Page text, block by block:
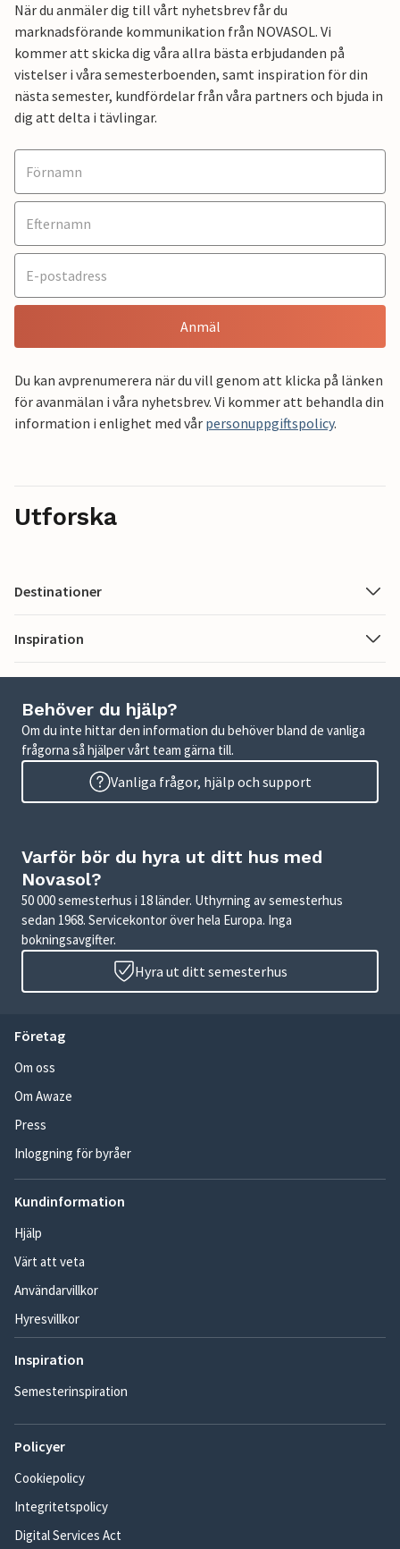
När du anmäler dig till vårt nyhetsbrev får du
marknadsförande kommunikation från NOVASOL. Vi
kommer att skicka dig våra allra bästa erbjudanden på
vistelser i våra semesterboenden, samt inspiration för din
nästa semester, kundfördelar från våra partners och bjuda in
dig att delta i tävlingar.
Anmäl
Du kan avprenumerera när du vill genom att klicka på länken
för avanmälan i våra nyhetsbrev. Vi kommer att behandla din
information i enlighet med vår personuppgiftspolicy.
Utforska
Destinationer
Inspiration
Behöver du hjälp?
Om du inte hittar den information du behöver bland de vanliga
frågorna så hjälper vårt team gärna till.
Vanliga frågor, hjälp och support
Varför bör du hyra ut ditt hus med
Novasol?
50 000 semesterhus i 18 länder. Uthyrning av semesterhus
sedan 1968. Servicekontor över hela Europa. Inga
bokningsavgifter.
Hyra ut ditt semesterhus
Företag
Om oss
Om Awaze
Press
Inloggning för byråer
Kundinformation
Hjälp
Värt att veta
Användarvillkor
Hyresvillkor
Inspiration
Semesterinspiration
Policyer
Cookiepolicy
Integritetspolicy
Digital Services Act